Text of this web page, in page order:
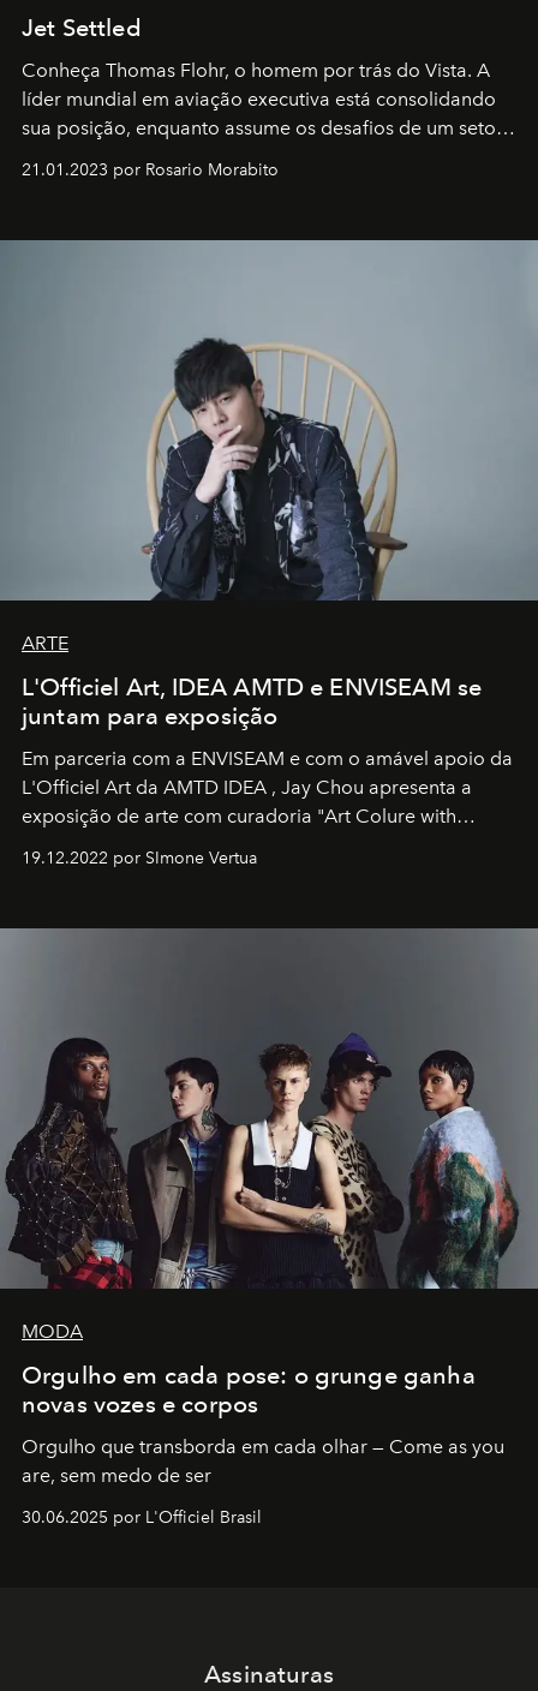
Jet Settled
Conheça Thomas Flohr, o homem por trás do Vista. A
líder mundial em aviação executiva está consolidando
sua posição, enquanto assume os desafios de um setor
em rápida evolução e redefinindo o conceito de luxo
21.01.2023 por Rosario Morabito
ARTE
L'Officiel Art, IDEA AMTD e ENVISEAM se
juntam para exposição
Em parceria com a ENVISEAM e com o amável apoio da
L'Officiel Art da AMTD IDEA , Jay Chou apresenta a
exposição de arte com curadoria "Art Colure with
19.12.2022 por SImone Vertua
MODA
Orgulho em cada pose: o grunge ganha
novas vozes e corpos
Orgulho que transborda em cada olhar — Come as you
are, sem medo de ser
30.06.2025 por L'Officiel Brasil
Assinaturas